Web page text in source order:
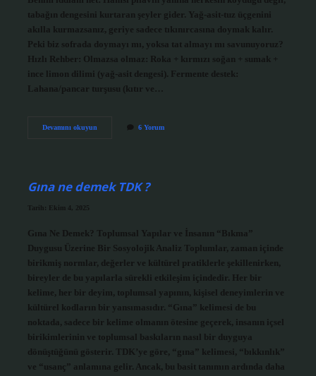
tabağın dengesini kurtaran şeyler gider. Yağ-asit-tuz üçgenini
akılla kurmazsanız, geriye sadece tıkınırcasına doymak kalır.
Peki biz sofrada doymayı mı, yoksa tat almayı mı savunuyoruz?
Hızlı Rehber: Olmazsa olmaz: Roka + kırmızı soğan + sumak +
ince limon dilimi (yağ-asit dengesi). Fermente destek:
Lahana/pancar turşusu (kıtır ve…
Devamını okuyunHamsi
6 Yorum
Gına ne demek TDK ?
Tarih: Ekim 4, 2025
Gına Ne Demek? Toplumsal Yapılar ve İnsanın “Bıkma”
Duygusu Üzerine Bir Sosyolojik Analiz Toplumlar, zaman içinde
birikmiş normlar, değerler ve kültürel pratiklerle şekillenirken,
bireyler de bu yapılarla sürekli etkileşim içindedir. Her bir
kelime, her bir deyim, toplumsal yapının, kişisel deneyimlerin ve
kültürel kodların bir yansımasıdır. “Gına” kelimesi de bu
noktada, sadece bir kelime olmanın ötesine geçerek, insanın içsel
birikimlerinin ve toplumsal baskıların nasıl bir duyguya
dönüştüğünü gösterir. TDK’ye göre, “gına” kelimesi, “bıkkınlık”
ve “usanç” anlamına gelir. Ancak, bu basit tanımın ardında daha